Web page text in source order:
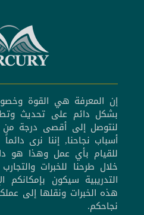
إن المعرفة هي القوة
بشكل دائم على تحديث
لنتوصل إلى أقصى درجة من
أسباب نجاحنا, إننا نرى
للقيام بأي عمل وهذا هو
خلال طرحنا للخبرات
التدريبية سيكون بإمكانكم
هذه الخبرات ونقلها إلى
نجاحكم.